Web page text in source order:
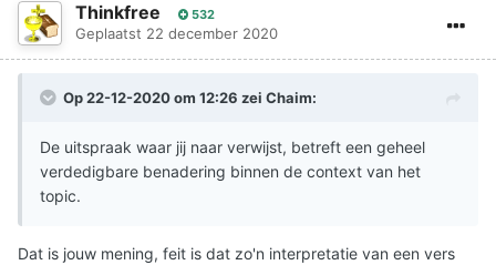
Thinkfree 532
Geplaatst 22 december 2020
Op 22-12-2020 om 12:26 zei Chaim:
De uitspraak waar jij naar verwijst, betreft een geheel
verdedigbare benadering binnen de context van het
topic.
Dat is jouw mening, feit is dat zo'n interpretatie van een vers